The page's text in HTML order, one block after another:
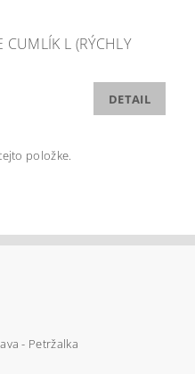
L (RÝCHLY
DETAIL
položke.
- Petržalka